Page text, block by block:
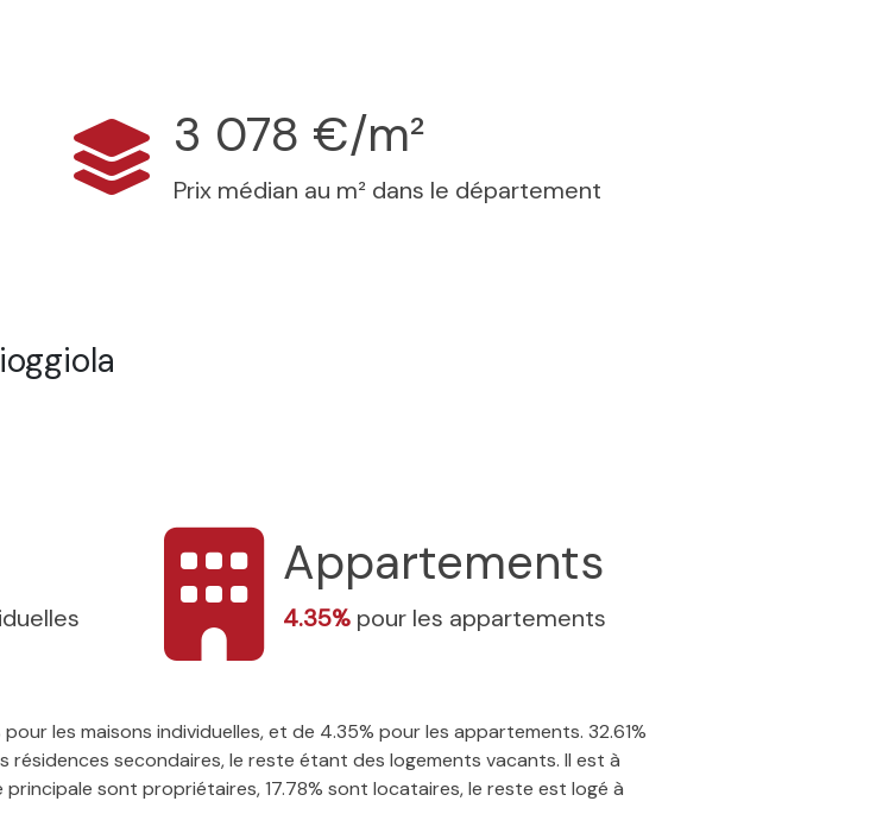
3 078 €/m²
Prix médian au m² dans le département
Appartements
4.35% pour les appartements
les maisons individuelles, et de 4.35% pour les appartements. 32.61%
secondaires, le reste étant des logements vacants. Il est à
sont propriétaires, 17.78% sont locataires, le reste est logé à